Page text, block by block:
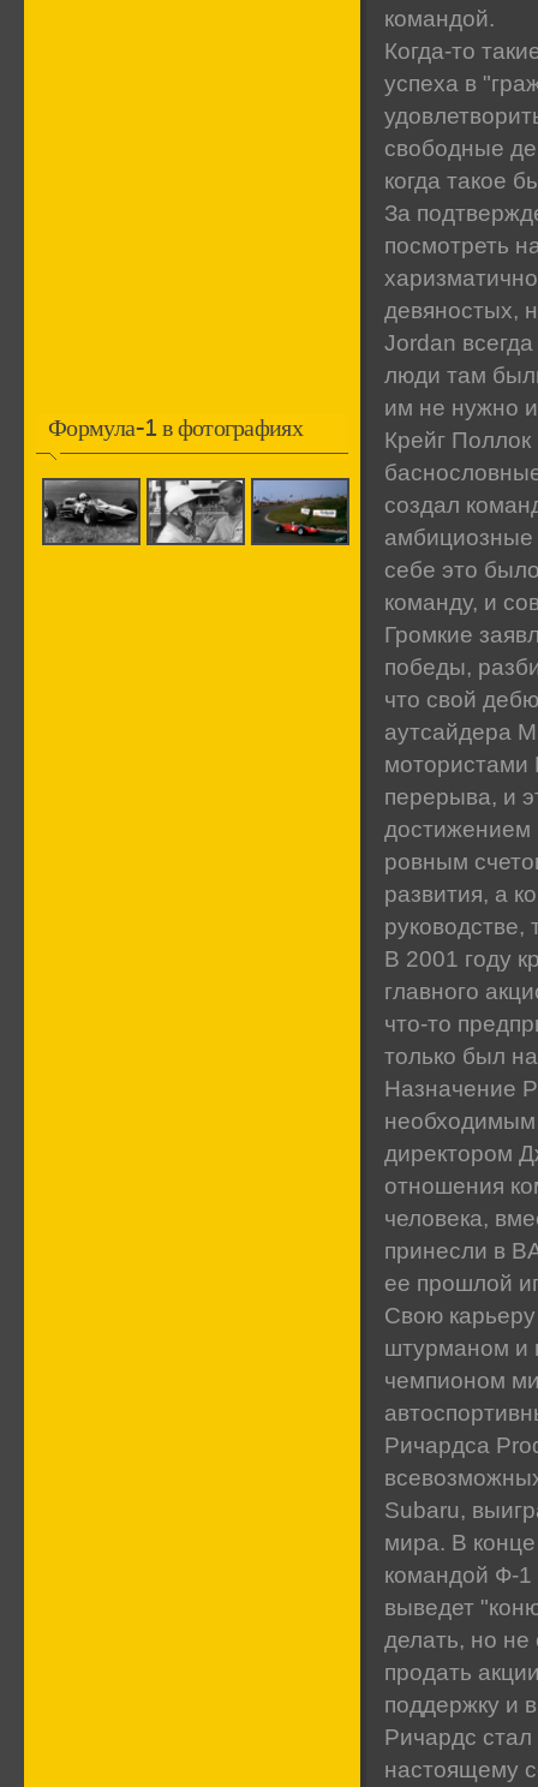
Формула-1 в фотографиях
командой.
Когда-то
успеха в
свободные
когда такое
За
посмотреть
девяностых,
Jordan
люди там
им не нужно
Крейг Поллок
создал
амбициозные
себе это
команду, и
Громкие
победы,
что свой
аутсайдера
мотористами
перерыва, и
достижением
ровным
развития, а
В 2001 году
главного
что-то
только был
Назначение
директором
отношения
человека,
принесли в
ее прошлой
Свою
штурманом и
чемпионом
Ричардса
Subaru,
мира. В
командой Ф-1
выведет
делать, но
продать
поддержку и
Ричардс стал
настоящему